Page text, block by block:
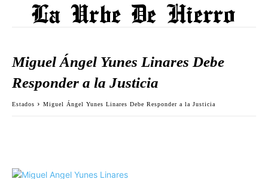
Miguel Ángel Yunes Linares Debe
Responder a la Justicia
Estados Miguel Ángel Yunes Linares Debe Responder a la Justicia